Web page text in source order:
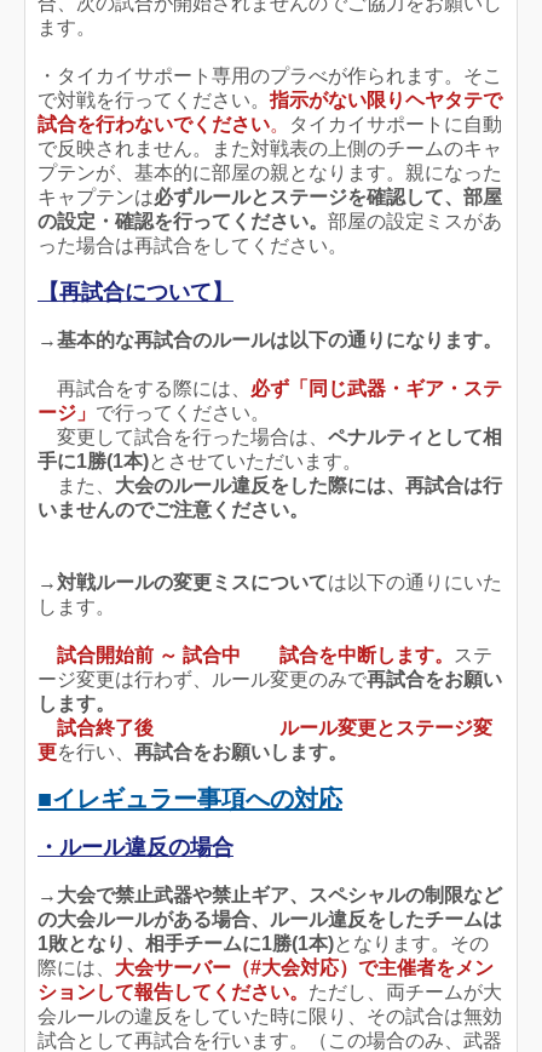
ます。
・タイカイサポート専用のプラべが作られます。そこ
で対戦を行ってください。 指示がない限りヘヤタテで
試合を行わないでください。
タイカイサポートに自動
で反映されません。また対戦表の上側のチームのキャ
プテンが、基本的に部屋の親となります。親になった
キャプテンは必ずルールとステージを確認して、部屋
の設定・確認を行ってください。 部屋の設定ミスがあ
った場合は再試合をしてください。
【再試合について】
→基本的な再試合のルールは以下の通りになります。
再試合をする際には、 必ず「同じ武器・ギア・ステ
ージ」 で行ってください。
変更して試合を行った場合は、 ペナルティとして相
手に1勝(1本)とさせていただいます。
また、 大会のルール違反をした際には、再試合は行
いませんのでご注意ください。
→対戦ルールの変更ミスについては以下の通りにいた
します。
試合開始前 ～ 試合中 試合を中断します。
ステ
ージ変更は行わず、ルール変更のみで再試合をお願い
します。
試合終了後
ルール変更とステージ変
更を行い、 再試合をお願いします。
■イレギュラー事項への対応
・ルール違反の場合
→ 大会で禁止武器や禁止ギア、スペシャルの制限など
の大会ルールがある場合、 ルール違反をしたチームは
1敗となり、相手チームに1勝(1本)となります。その
際には、 大会サーバー（#大会対応）で主催者をメン
ションして報告してください。 ただし、両チームが大
会ルールの違反をしていた時に限り、その試合は無効
試合として再試合を行います。（この場合のみ、武器